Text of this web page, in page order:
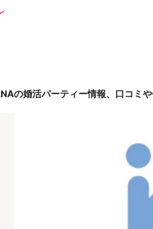
プ
の婚活パーティー情報、口コミ